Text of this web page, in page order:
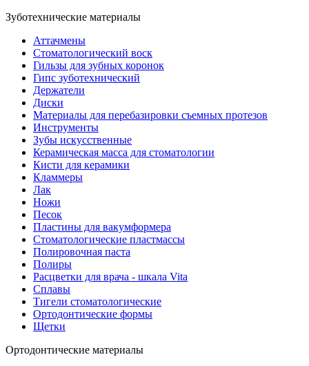
Зуботехнические материалы
Аттачмены
Стоматологический воск
Гильзы для зубных коронок
Гипс зуботехнический
Держатели
Диски
Материалы для перебазировки съемных протезов
Инструменты
Зубы искусственные
Керамическая масса для стоматологии
Кисти для керамики
Кламмеры
Лак
Ножи
Песок
Пластины для вакумформера
Стоматологические пластмассы
Полировочная паста
Полиры
Расцветки для врача - шкала Vita
Сплавы
Тигели стоматологические
Ортодонтические формы
Щетки
Ортодонтические материалы